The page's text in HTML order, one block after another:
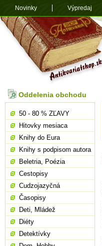
Oddelenia obchodu
50 - 80 % ZĽAVY
Hitovky mesiaca
Knihy do Eura
Knihy s podpisom autora
Beletria, Poézia
Cestopisy
Cudzojazyčná
Časopisy
Deti, Mládež
Diéty
Detektívky
Novinky Výpredaj